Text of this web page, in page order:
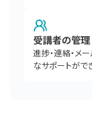
受講者の管理
進捗・連絡・メ
なサポートがで